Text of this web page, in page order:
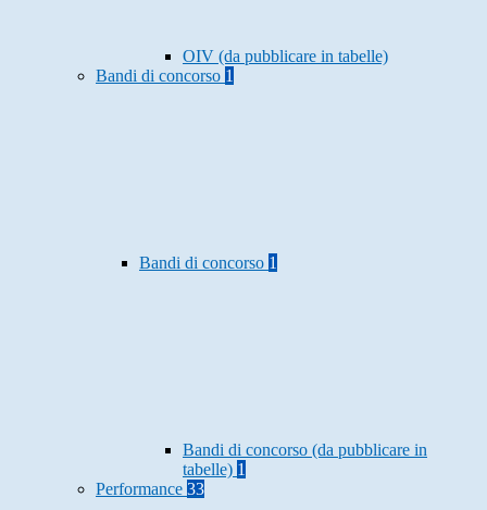
OIV (da pubblicare in tabelle)
Bandi di concorso 1
Bandi di concorso 1
Bandi di concorso (da pubblicare in
tabelle) 1
Performance 33